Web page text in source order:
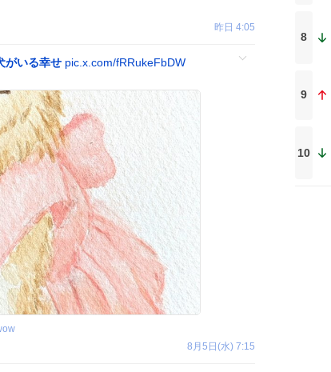
昨日 4:05
がいる幸せ pic.x.com/fRRukeFbDW
8月5日(水) 7:15
8
9
10